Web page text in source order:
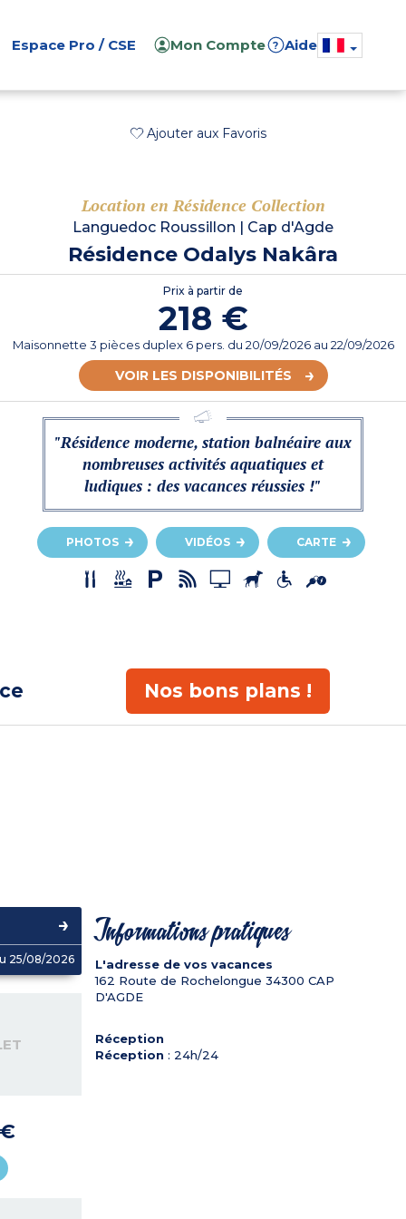
Espace Pro / CSE Mon Compte ? Aide
Ajouter aux Favoris
Location en Résidence Collection
Languedoc Roussillon Cap d'Agde
Résidence Odalys Nakâra
Prix à partir de
218 €
Maisonnette 3 pièces duplex 6 pers. du 20/09/2026au 22/09/2026
VOIR LES DISPONIBILITÉS
"Résidence moderne, station balnéaire aux
nombreuses activités aquatiques et
ludiques : des vacances réussies !"
PHOTOS VIDÉOS CARTE
Nos bons plans !
25/08/2026
Informations pratiques
L'adresse de vos vacances
162 Route de Rochelongue 34300 CAP
D'AGDE
Réception
Réception : 24h/24